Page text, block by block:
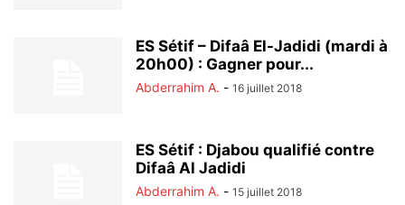
ES Sétif – Difaâ El-Jadidi (mardi à
20h00) : Gagner pour...
Abderrahim A. - 16 juillet 2018
ES Sétif : Djabou qualifié contre
Difaâ Al Jadidi
Abderrahim A. - 15 juillet 2018